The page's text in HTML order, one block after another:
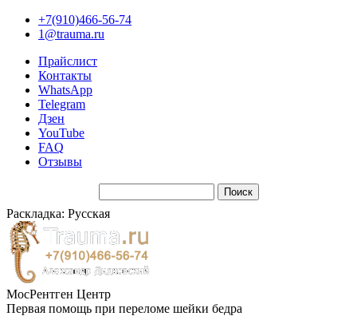
+7(910)466-56-74
1@trauma.ru
Прайслист
Контакты
WhatsApp
Telegram
Дзен
YouTube
FAQ
Отзывы
Раскладка: Русская
МосРентген Центр
Первая помощь при переломе шейки бедра